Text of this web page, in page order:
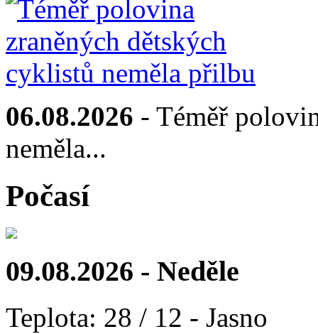
06.08.2026 - Téměř
neměla...
Počasí
09.08.2026 - Neděle
Teplota: 28 / 12 - Jasno